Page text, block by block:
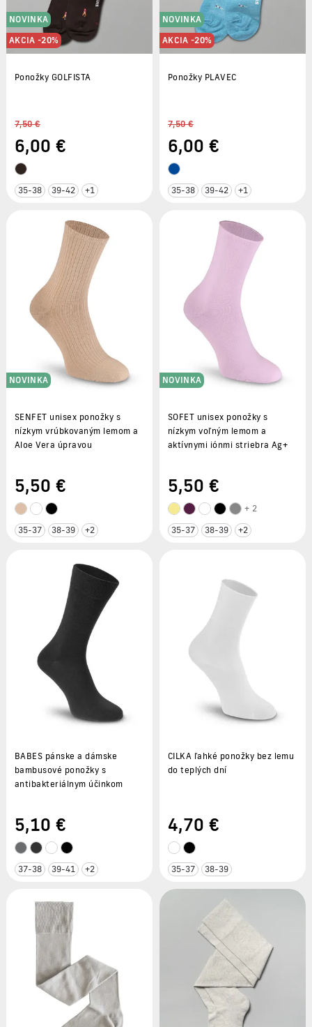
NOVINKA
AKCIA -20%
Ponožky GOLFISTA
7,50 €
6,00 €
35-38 39-42 +1
NOVINKA
AKCIA -20%
Ponožky PLAVEC
7,50 €
6,00 €
35-38 39-42 +1
NOVINKA
SENFET unisex ponožky s
nízkym vrúbkovaným lemom a
Aloe Vera úpravou
5,50 €
35-37 38-39 +2
NOVINKA
SOFET unisex ponožky s
nízkym voľným lemom a
aktívnymi iónmi striebra Ag+
5,50 €
+ 2
35-37 38-39 +2
BABES pánske a dámske
bambusové ponožky s
antibakteriálnym účinkom
5,10 €
37-38 39-41 +2
CILKA ľahké ponožky bez lemu
do teplých dní
4,70 €
35-37 38-39